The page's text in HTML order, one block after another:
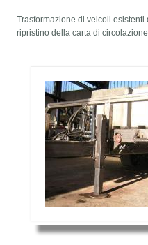
Trasformazione di veicoli
ripristino della carta di